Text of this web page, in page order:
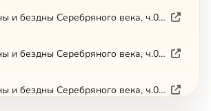
Вершины и бездны Серебряного века, ч.04 (2008)
Вершины и бездны Серебряного века, ч.05 (2008)
Вершины и бездны Серебряного века, ч.06 (2008)